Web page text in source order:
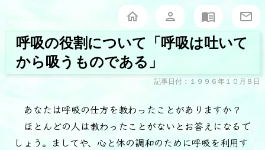
呼吸の役割について「呼吸は吐いて
から吸うものである」
記事日付：１９９６年１０月８日
あなたは呼吸の仕方を教わったことがありますか？
ほとんどの人は教わったことがないとお答えになるで
しょう。ましてや、心と体の調和のために呼吸を利用す